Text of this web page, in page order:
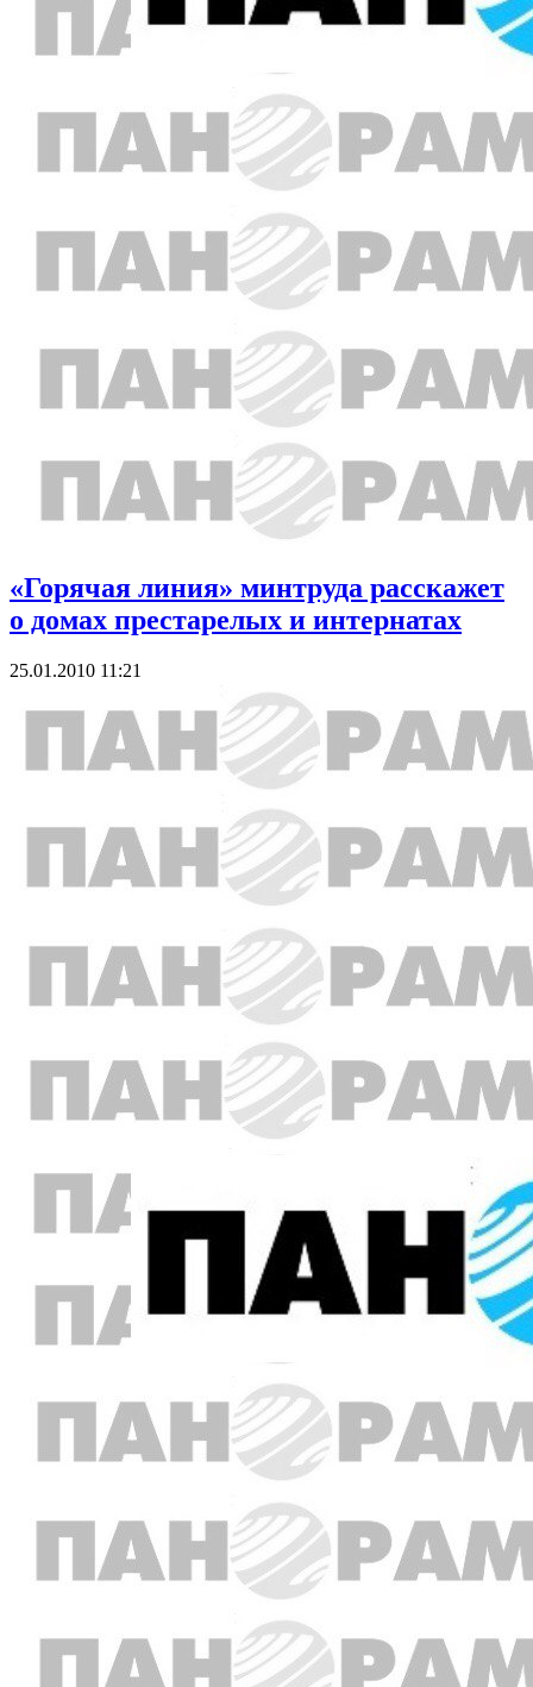
«Горячая линия» минтруда расскажет
о домах престарелых и интернатах
25.01.2010 11:21